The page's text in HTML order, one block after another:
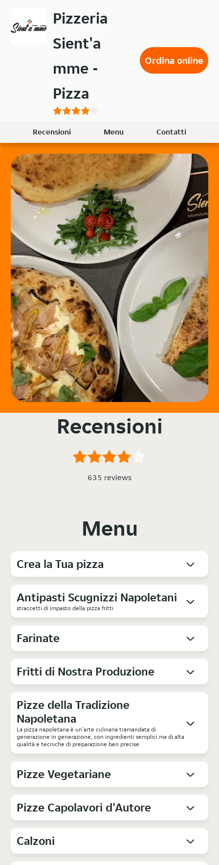
contenuto
Pizzeria
Sient'a
mme -
Pizza
Ordina online
Recensioni Menu Contatti
Recensioni
635 reviews
Menu
Crea la Tua pizza
Antipasti Scugnizzi Napoletani
straccetti di impasto della pizza fritti
Farinate
Fritti di Nostra Produzione
Pizze della Tradizione
Napoletana
La pizza napoletana è un'arte culinaria tramandata di
generazione in generazione, con ingredienti semplici ma di alta
qualità e tecniche di preparazione ben precise.
Pizze Vegetariane
Pizze Capolavori d'Autore
Calzoni